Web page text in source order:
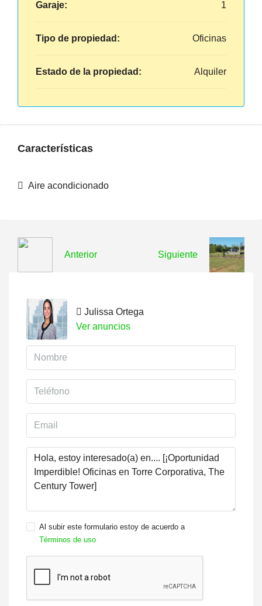
Garaje: 1
Tipo de propiedad: Oficinas
Estado de la propiedad: Alquiler
Características
Aire acondicionado
Anterior Siguiente
Julissa Ortega
Ver anuncios
Al subir este formulario estoy de acuerdo a
Términos de uso